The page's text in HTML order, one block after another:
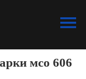
мсо 606